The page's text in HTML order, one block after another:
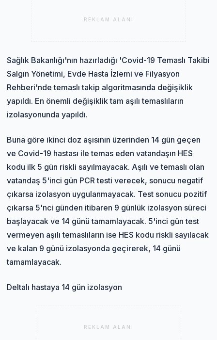
REKLAM ALANI
Sağlık Bakanlığı'nın hazırladığı 'Covid-19 Temaslı Takibi
Salgın Yönetimi, Evde Hasta İzlemi ve Filyasyon
Rehberi'nde temaslı takip algoritmasında değişiklik
yapıldı. En önemli değişiklik tam aşılı temaslıların
izolasyonunda yapıldı.
Buna göre ikinci doz aşısının üzerinden 14 gün geçen
ve Covid-19 hastası ile temas eden vatandaşın HES
kodu ilk 5 gün riskli sayılmayacak. Aşılı ve temaslı olan
vatandaş 5'inci gün PCR testi verecek, sonucu negatif
çıkarsa izolasyon uygulanmayacak. Test sonucu pozitif
çıkarsa 5'nci günden itibaren 9 günlük izolasyon süreci
başlayacak ve 14 günü tamamlayacak. 5'inci gün test
vermeyen aşılı temaslıların ise HES kodu riskli sayılacak
ve kalan 9 günü izolasyonda geçirerek, 14 günü
tamamlayacak.
Deltalı hastaya 14 gün izolasyon
REKLAM ALANI